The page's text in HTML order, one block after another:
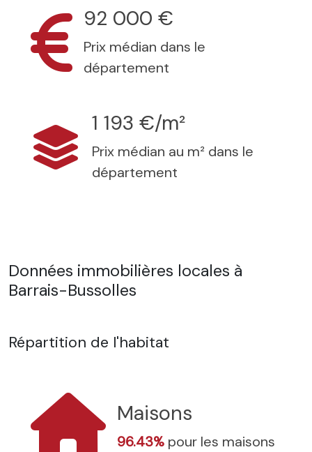
92 000 €
Prix médian dans le
département
1 193 €/m²
Prix médian au m² dans le
département
Données immobilières locales à
Barrais-Bussolles
Répartition de l'habitat
Maisons
96.43% pour les maisons